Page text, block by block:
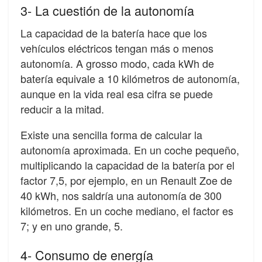
3- La cuestión de la autonomía
La capacidad de la batería hace que los
vehículos eléctricos tengan más o menos
autonomía. A grosso modo, cada kWh de
batería equivale a 10 kilómetros de autonomía,
aunque en la vida real esa cifra se puede
reducir a la mitad.
Existe una sencilla forma de calcular la
autonomía aproximada. En un coche pequeño,
multiplicando la capacidad de la batería por el
factor 7,5, por ejemplo, en un Renault Zoe de
40 kWh, nos saldría una autonomía de 300
kilómetros. En un coche mediano, el factor es
7; y en uno grande, 5.
4- Consumo de energía